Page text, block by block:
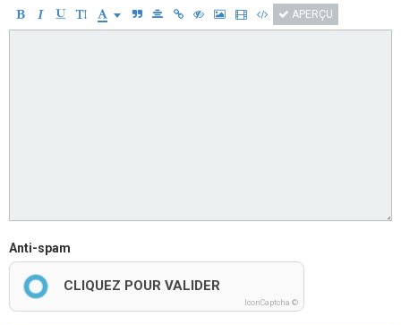
APERÇU
Anti-spam
CLIQUEZ POUR VALIDER
IconCaptcha ©